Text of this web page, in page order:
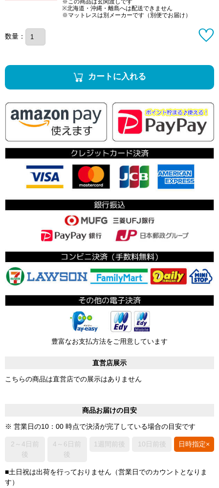
※北海道・沖縄・離島へは配送できません
※マットレスは別メーカーです（別便でお届け）
数量：
カートに入れる
豊富なお支払方法をご用意しています
直営店展示
こちらの商品は直営店での展示はありません
商品お届けの目安
※ 営業日の10：00 時点で決済が完了している場合の目安です
2～4日前
後
4～6日前
後
1週間前後 10日前後 日時指定×
■土日祝は出荷を行っておりません（営業日でのカウントとなりま
す）